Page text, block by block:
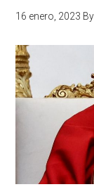
16 enero, 2023 By